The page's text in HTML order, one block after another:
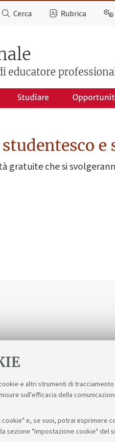
e altri strumenti di
sull'efficacia della
e, se vuoi, potrai esprimere
sezione "Impostazione cookie" del
Cerca Rubrica
educatore
Studiare
che si